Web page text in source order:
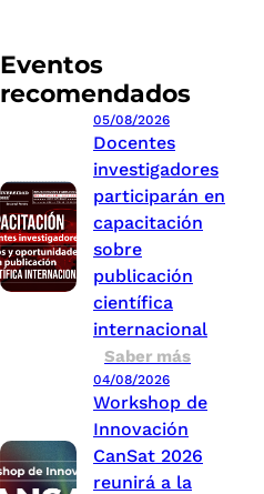
Eventos
recomendados
05/08/2026
Docentes
investigadores
participarán en
capacitación
sobre
publicación
científica
internacional
Saber más
04/08/2026
Workshop de
Innovación
CanSat 2026
reunirá a la